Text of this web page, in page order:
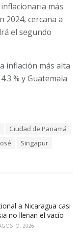
más
2024, cercana a
el segundo
inflación más alta
% y Guatemala
Ciudad de Panamá
Singapur
a Nicaragua casi
no llenan el vacío
2026